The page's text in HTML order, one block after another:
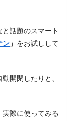
話題のスマート
ン 」 をお試しして
開閉したりと、
際に使ってみる